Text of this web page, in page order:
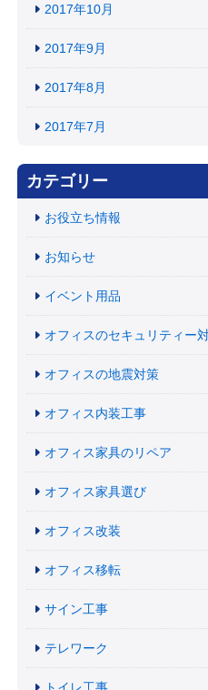
2017年10月
2017年9月
2017年8月
2017年7月
カテゴリー
お役立ち情報
お知らせ
イベント用品
オフィスのセキュリティー
オフィスの地震対策
オフィス内装工事
オフィス家具のリペア
オフィス家具選び
オフィス改装
オフィス移転
サイン工事
テレワーク
トイレ工事